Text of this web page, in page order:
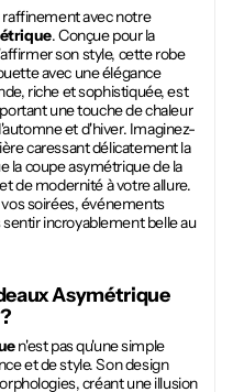
raffinement avec notre
. Conçue pour la
son style, cette robe
avec une élégance
riche et sophistiquée, est
une touche de chaleur
et d'hiver. Imaginez-
caressant délicatement la
la coupe asymétrique de la
de modernité à votre allure.
soirées, événements
incroyablement belle au
Asymétrique
n'est pas qu'une simple
et de style. Son design
créant une illusion